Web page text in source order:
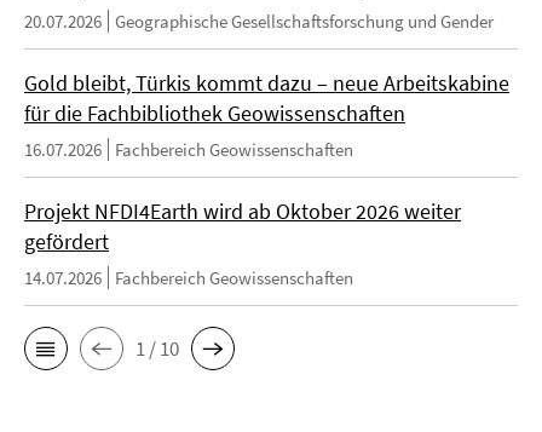
20.07.2026 Geographische Gesellschaftsforschung und Gender
Gold bleibt, Türkis kommt dazu – neue Arbeitskabine
für die Fachbibliothek Geowissenschaften
16.07.2026 Fachbereich Geowissenschaften
Projekt NFDI4Earth wird ab Oktober 2026 weiter
gefördert
14.07.2026 Fachbereich Geowissenschaften
1 / 10